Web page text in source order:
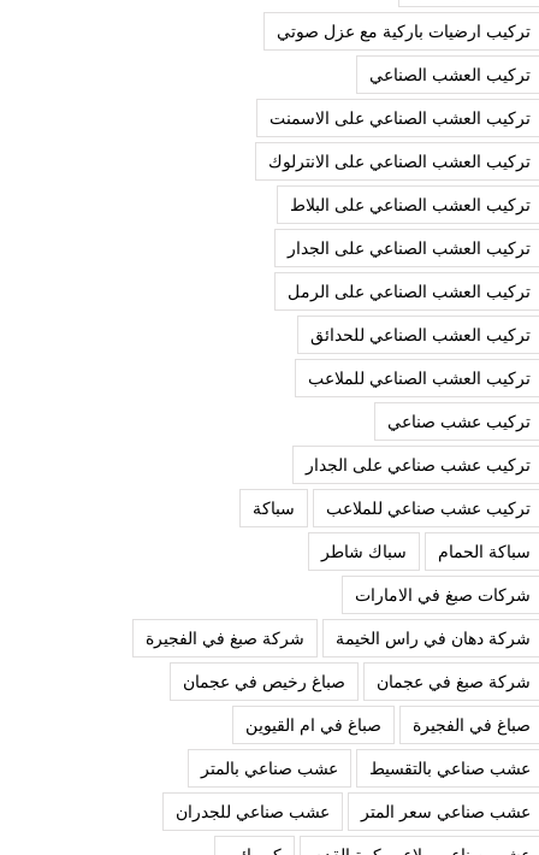
تركيب ارضيات باركية مع عزل صوتي
تركيب العشب الصناعي
تركيب العشب الصناعي على الاسمنت
تركيب العشب الصناعي على الانترلوك
تركيب العشب الصناعي على البلاط
تركيب العشب الصناعي على الجدار
تركيب العشب الصناعي على الرمل
تركيب العشب الصناعي للحدائق
تركيب العشب الصناعي للملاعب
تركيب عشب صناعي
تركيب عشب صناعي على الجدار
تركيب عشب صناعي للملاعب
سباكة
سباكة الحمام
سباك شاطر
شركات صبغ في الامارات
شركة دهان في راس الخيمة
شركة صبغ في الفجيرة
شركة صبغ في عجمان
صباغ رخيص في عجمان
صباغ في الفجيرة
صباغ في ام القيوين
عشب صناعي بالتقسيط
عشب صناعي بالمتر
عشب صناعي سعر المتر
عشب صناعي للجدران